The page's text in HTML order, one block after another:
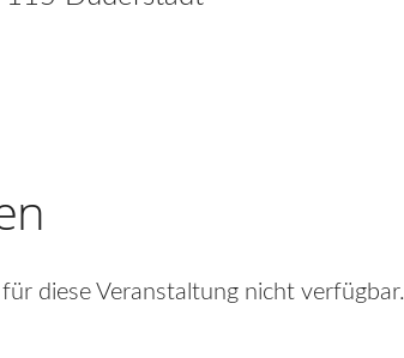
diese Veranstaltung nicht verfügbar.